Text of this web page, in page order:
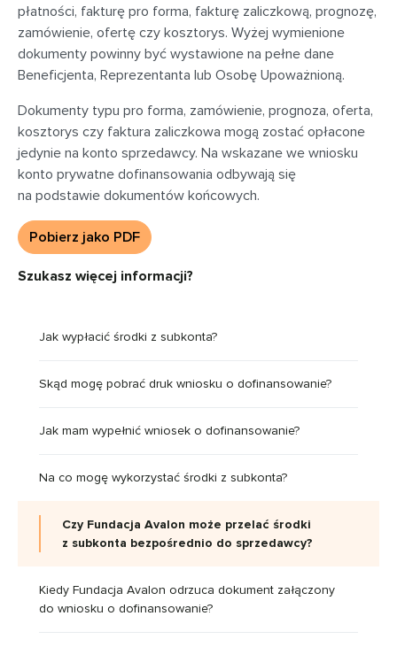
płatności, fakturę pro forma, fakturę zaliczkową, prognozę,
zamówienie, ofertę czy kosztorys. Wyżej wymienione
dokumenty powinny być wystawione na pełne dane
Beneficjenta, Reprezentanta lub Osobę Upoważnioną.
Dokumenty typu pro forma, zamówienie, prognoza, oferta,
kosztorys czy faktura zaliczkowa mogą zostać opłacone
jedynie na konto sprzedawcy. Na wskazane we wniosku
konto prywatne dofinansowania odbywają się
na podstawie dokumentów końcowych.
Pobierz jako PDF
Szukasz więcej informacji?
Jak wypłacić środki z subkonta?
Skąd mogę pobrać druk wniosku o dofinansowanie?
Jak mam wypełnić wniosek o dofinansowanie?
Na co mogę wykorzystać środki z subkonta?
Czy Fundacja Avalon może przelać środki
z subkonta bezpośrednio do sprzedawcy?
Kiedy Fundacja Avalon odrzuca dokument załączony
do wniosku o dofinansowanie?